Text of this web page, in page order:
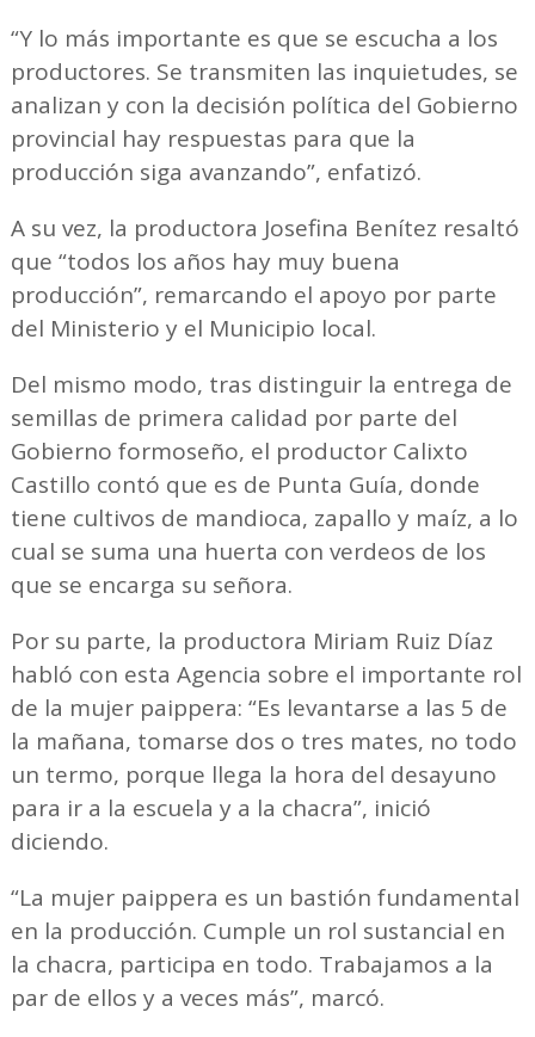
“Y lo más importante es que se escucha a los
productores. Se transmiten las inquietudes, se
analizan y con la decisión política del Gobierno
provincial hay respuestas para que la
producción siga avanzando”, enfatizó.
A su vez, la productora Josefina Benítez resaltó
que “todos los años hay muy buena
producción”, remarcando el apoyo por parte
del Ministerio y el Municipio local.
Del mismo modo, tras distinguir la entrega de
semillas de primera calidad por parte del
Gobierno formoseño, el productor Calixto
Castillo contó que es de Punta Guía, donde
tiene cultivos de mandioca, zapallo y maíz, a lo
cual se suma una huerta con verdeos de los
que se encarga su señora.
Por su parte, la productora Miriam Ruiz Díaz
habló con esta Agencia sobre el importante rol
de la mujer paippera: “Es levantarse a las 5 de
la mañana, tomarse dos o tres mates, no todo
un termo, porque llega la hora del desayuno
para ir a la escuela y a la chacra”, inició
diciendo.
“La mujer paippera es un bastión fundamental
en la producción. Cumple un rol sustancial en
la chacra, participa en todo. Trabajamos a la
par de ellos y a veces más”, marcó.